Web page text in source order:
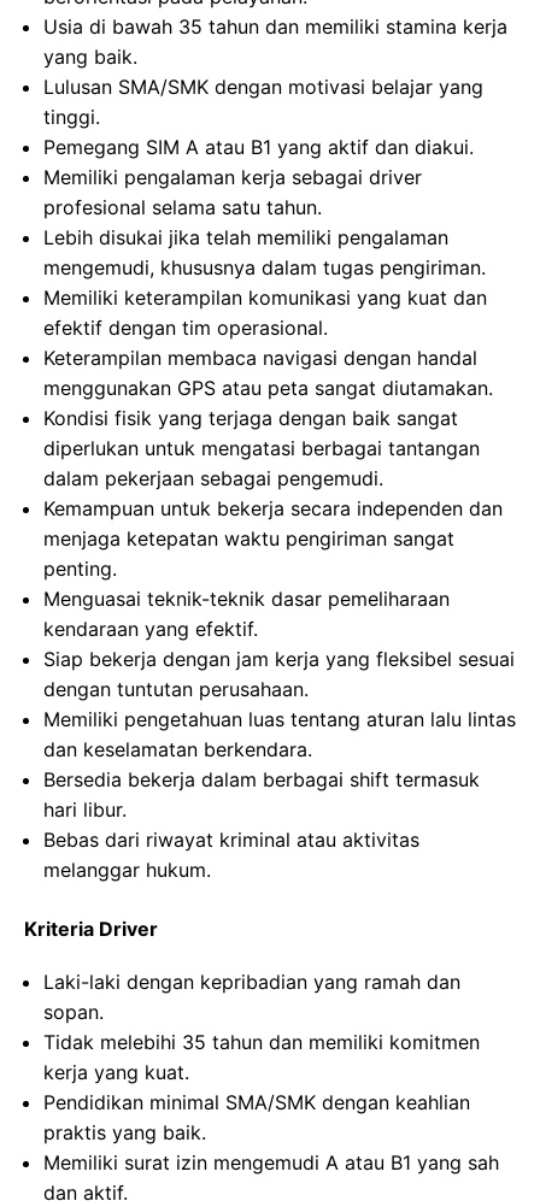
Usia di bawah 35 tahun dan memiliki stamina kerja
yang baik.
Lulusan SMA/SMK dengan motivasi belajar yang
tinggi.
Pemegang SIM A atau B1 yang aktif dan diakui.
Memiliki pengalaman kerja sebagai driver
profesional selama satu tahun.
Lebih disukai jika telah memiliki pengalaman
mengemudi, khususnya dalam tugas pengiriman.
Memiliki keterampilan komunikasi yang kuat dan
efektif dengan tim operasional.
Keterampilan membaca navigasi dengan handal
menggunakan GPS atau peta sangat diutamakan.
Kondisi fisik yang terjaga dengan baik sangat
diperlukan untuk mengatasi berbagai tantangan
dalam pekerjaan sebagai pengemudi.
Kemampuan untuk bekerja secara independen dan
menjaga ketepatan waktu pengiriman sangat
penting.
Menguasai teknik-teknik dasar pemeliharaan
kendaraan yang efektif.
Siap bekerja dengan jam kerja yang fleksibel sesuai
dengan tuntutan perusahaan.
Memiliki pengetahuan luas tentang aturan lalu lintas
dan keselamatan berkendara.
Bersedia bekerja dalam berbagai shift termasuk
hari libur.
Bebas dari riwayat kriminal atau aktivitas
melanggar hukum.
Kriteria Driver
Laki-laki dengan kepribadian yang ramah dan
sopan.
Tidak melebihi 35 tahun dan memiliki komitmen
kerja yang kuat.
Pendidikan minimal SMA/SMK dengan keahlian
praktis yang baik.
Memiliki surat izin mengemudi A atau B1 yang sah
dan aktif.